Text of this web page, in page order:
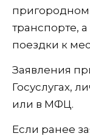
транспорте,
поездки к
Заявления
Госуслугах,
или в МФЦ.
Если ранее